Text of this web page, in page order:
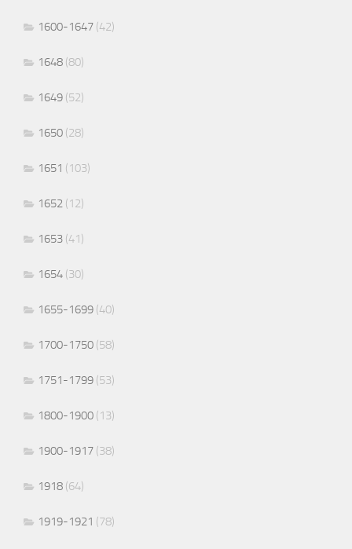
1600-1647 (42)
1648 (80)
1649 (52)
1650 (28)
1651 (103)
1652 (12)
1653 (41)
1654 (30)
1655-1699 (40)
1700-1750 (58)
1751-1799 (53)
1800-1900 (13)
1900-1917 (38)
1918 (64)
1919-1921 (78)